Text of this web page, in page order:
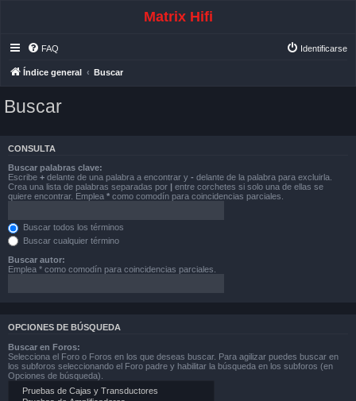
Matrix Hifi
FAQ Identificarse
Índice general Buscar
Buscar
CONSULTA
Buscar palabras clave:
Escribe + delante de una palabra a encontrar y - delante de la palabra para excluirla.
Crea una lista de palabras separadas por | entre corchetes si solo una de ellas se
quiere encontrar. Emplea * como comodín para coincidencias parciales.
Buscar todos los términos
Buscar cualquier término
Buscar autor:
Emplea * como comodín para coincidencias parciales.
OPCIONES DE BÚSQUEDA
Buscar en Foros:
Selecciona el Foro o Foros en los que deseas buscar. Para agilizar puedes buscar en
los subforos seleccionando el Foro padre y habilitar la búsqueda en los subforos (en
Opciones de búsqueda).